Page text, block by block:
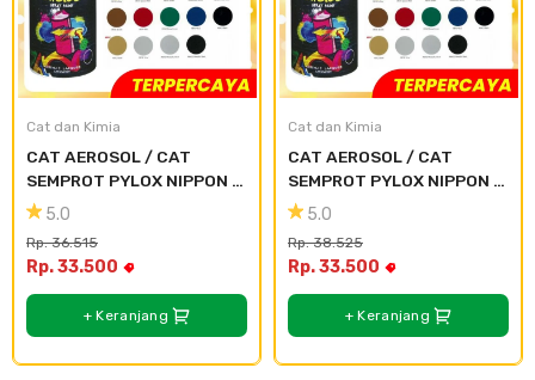
Cat dan Kimia
CAT AEROSOL / CAT
SEMPROT PYLOX NIPPON
PAINT - SEMUA WARNA
5.0
Rp. 36.515
Rp. 33.500
+ Keranjang
Cat dan Kimia
CAT AEROSOL / CAT
SEMPROT PYLOX NIPPON
PAINT - SEMUA WARNA
5.0
Rp. 38.525
Rp. 33.500
+ Keranjang